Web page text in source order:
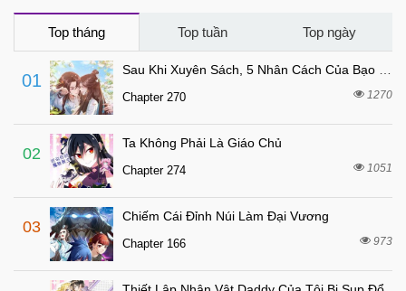
Chapter 47 2 tuần trước
Chapter 46
Chapter 45
Chapter 44
Chapter 43 2 tuần trước
Chapter 42
Chapter 41
Chapter 40
Chapter 39 2 tuần trước
Top tháng Top tuần Top ngày
01
Chapter 270 1270
02
Ta Không Phải Là Giáo Chủ
Chapter 274 1051
03
Chiếm Cái Đỉnh Núi Làm Đại Vương
Chapter 166 973